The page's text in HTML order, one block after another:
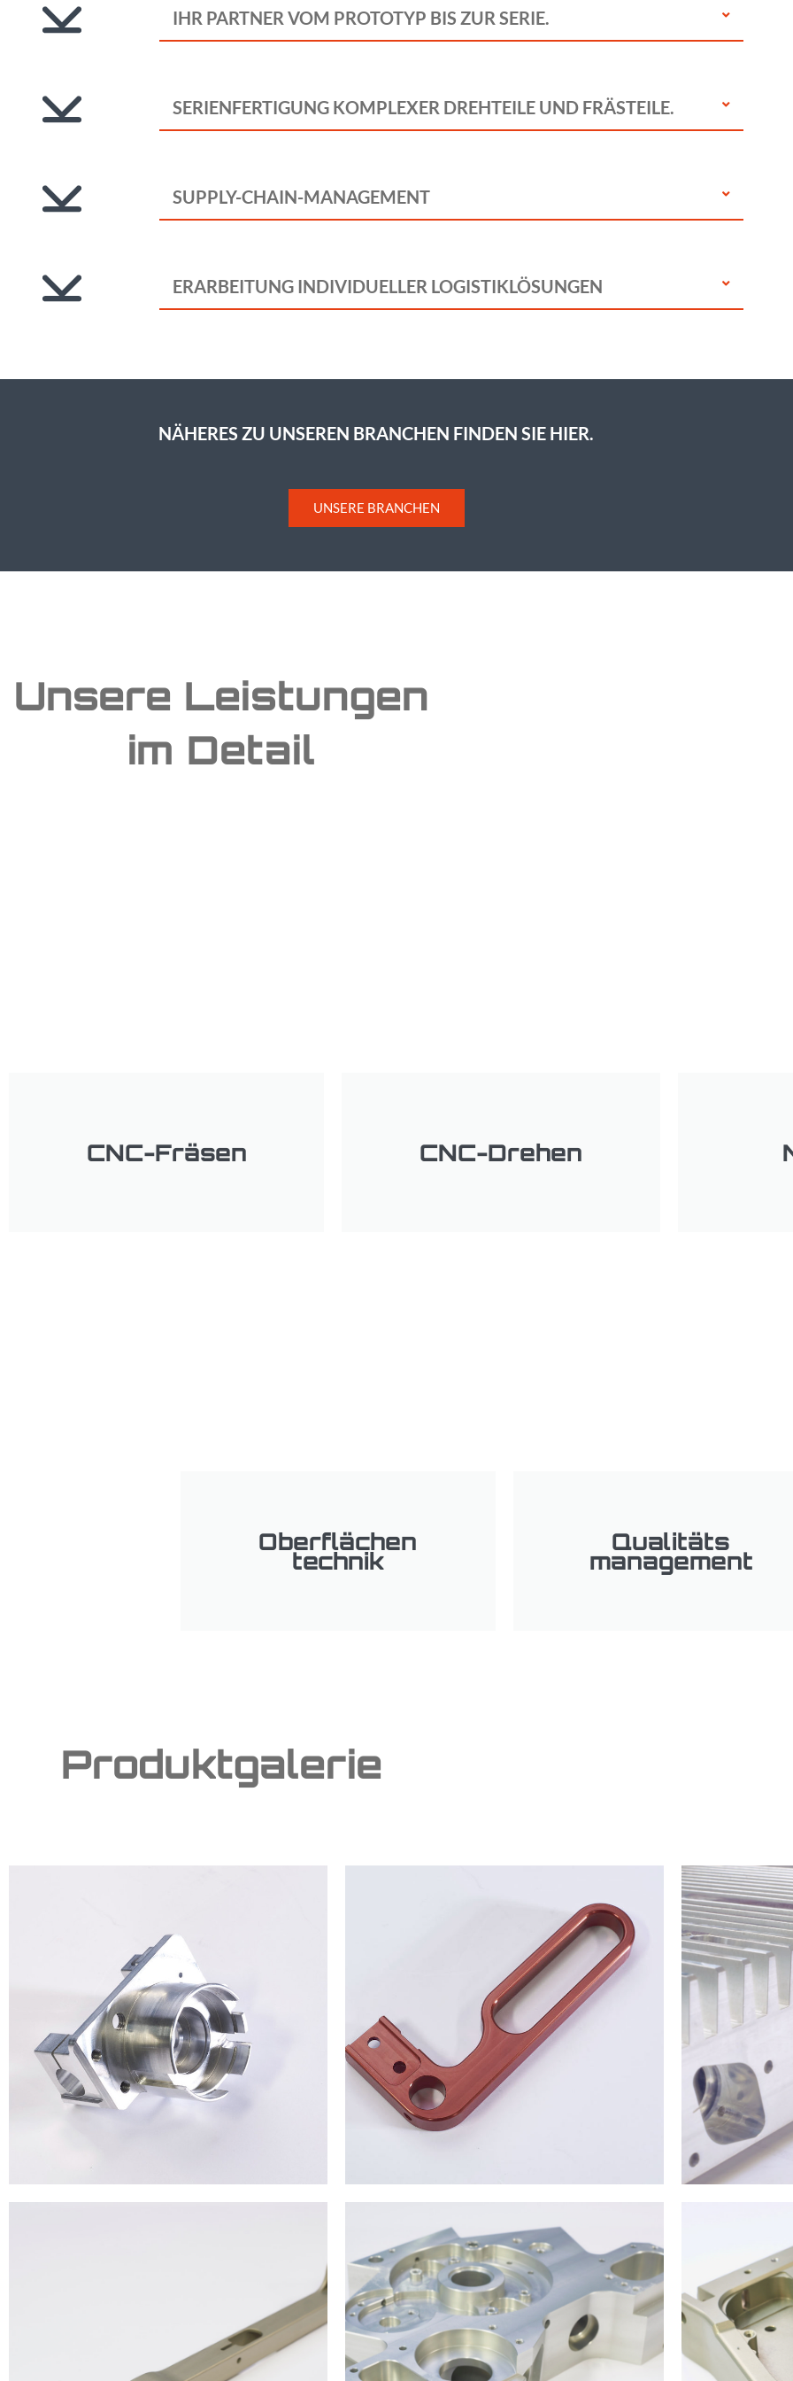
IHR PARTNER VOM PROTOTYP BIS ZUR SERIE.
SERIENFERTIGUNG KOMPLEXER DREHTEILE UND FRÄSTEILE.
SUPPLY-CHAIN-MANAGEMENT
ERARBEITUNG INDIVIDUELLER LOGISTIKLÖSUNGEN
NÄHERES ZU UNSEREN BRANCHEN FINDEN SIE HIER.
UNSERE BRANCHEN
Unsere Leistungen
im Detail
CNC-Fräsen CNC-Drehen
Oberflächen
technik
Qualitäts
management
Produktgalerie